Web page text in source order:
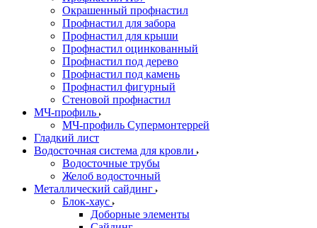
Окрашенный профнастил
Профнастил для забора
Профнастил для крыши
Профнастил оцинкованный
Профнастил под дерево
Профнастил под камень
Профнастил фигурный
Стеновой профнастил
МЧ-профиль
МЧ-профиль Супермонтеррей
Гладкий лист
Водосточная система для кровли
Водосточные трубы
Желоб водосточный
Металлический сайдинг
Блок-хаус
Доборные элементы